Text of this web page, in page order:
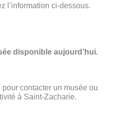
l’information ci-dessous.
disponible aujourd’hui.
contacter un musée ou
à Saint-Zacharie.